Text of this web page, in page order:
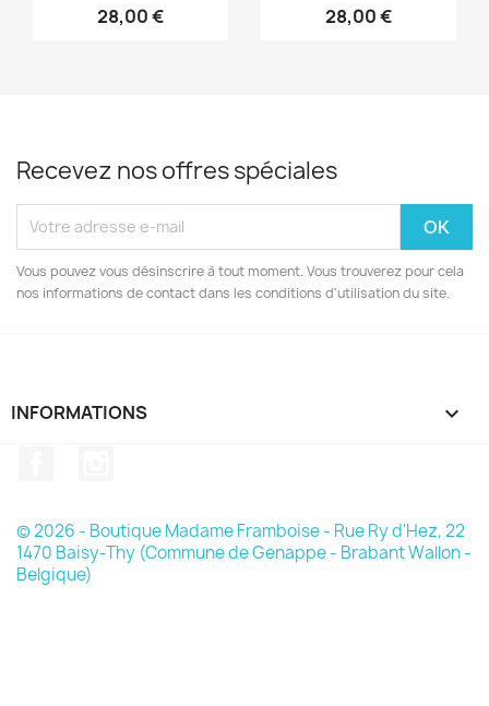
28,00 € 28,00 €
Recevez nos offres spéciales
Vous pouvez vous désinscrire à tout moment. Vous trouverez pour cela
nos informations de contact dans les conditions d'utilisation du site.
INFORMATIONS 
© 2026 - Boutique Madame Framboise - Rue Ry d'Hez, 22
1470 Baisy-Thy (Commune de Genappe - Brabant Wallon -
Belgique)